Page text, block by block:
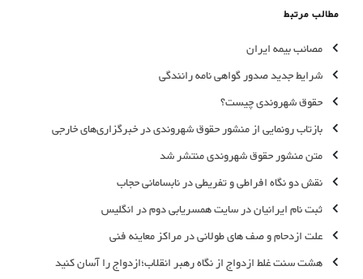
مطالب مرتبط
مصائب بیمه ایران
شرایط جدید صدور گواهی نامه رانندگی
حقوق شهروندی چیست؟
بازتاب رونمایی از منشور حقوق شهروندی در خبرگزاری‌های خارجی
متن منشور حقوق شهروندی منتشر شد
نقش دو نگاه افراطی و تفریطی در نابسامانی حجاب
ثبت نام ایرانیان در سایت همسریابی دوم در انگلیس
علت ازدحام و صف های طولانی در مراکز معاینه فنی
هشت سنت غلط ازدواج از نگاه رهبر انقلاب؛ازدواج را آسان کنید